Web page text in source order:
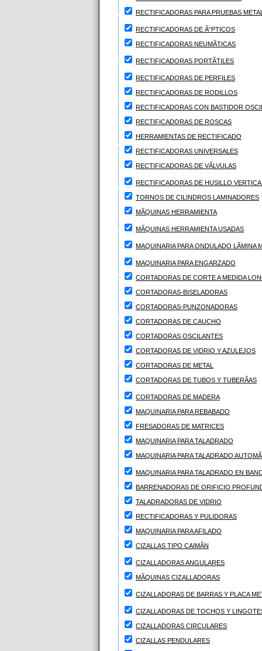
RECTIFICADORAS PARA PRUEBAS
RECTIFICADORAS DE Ã“PTICOS
RECTIFICADORAS NEUMÃTICAS
RECTIFICADORAS PORTÃTILES
RECTIFICADORAS DE PERFILES
RECTIFICADORAS DE RODILLOS
RECTIFICADORAS CON BASTIDOR
RECTIFICADORAS DE ROSCAS
HERRAMIENTAS DE RECTIFICADO
RECTIFICADORAS UNIVERSALES
RECTIFICADORAS DE VÃLVULAS
RECTIFICADORAS DE HUSILLO
TORNOS DE CILINDROS LAMINADORES
MÃQUINAS HERRAMIENTA
MÃQUINAS HERRAMIENTA USADAS
MAQUINARIA PARA ONDULADO LÃMINA
MAQUINARIA PARA ENGARZADO
CORTADORAS DE CORTE A MEDIDA
CORTADORAS-BISELADORAS
CORTADORAS-PUNZONADORAS
CORTADORAS DE CAUCHO
CORTADORAS OSCILANTES
CORTADORAS DE VIDRIO Y AZULEJOS
CORTADORAS DE METAL
CORTADORAS DE TUBOS Y TUBERÃAS
CORTADORAS DE MADERA
MAQUINARIA PARA REBABADO
FRESADORAS DE MATRICES
MAQUINARIA PARA TALADRADO
MAQUINARIA PARA TALADRADO
MAQUINARIA PARA TALADRADO EN
BARRENADORAS DE ORIFICIO
TALADRADORAS DE VIDRIO
RECTIFICADORAS Y PULIDORAS
MAQUINARIA PARA AFILADO
CIZALLAS TIPO CAIMÃN
CIZALLADORAS ANGULARES
MÃQUINAS CIZALLADORAS
CIZALLADORAS DE BARRAS Y PLACA
CIZALLADORAS DE TOCHOS Y
CIZALLADORAS CIRCULARES
CIZALLAS PENDULARES